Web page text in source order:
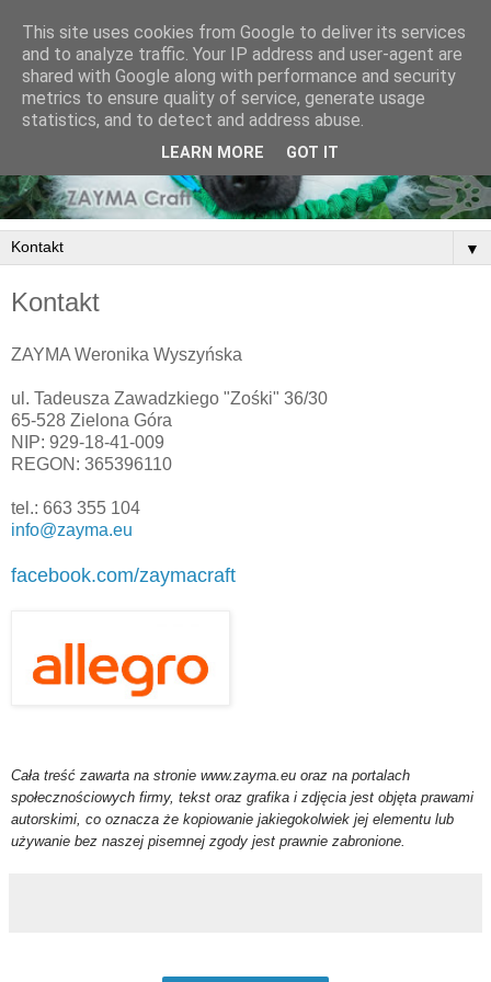
▼
Kontakt
ZAYMA Weronika Wyszyńska
ul. Tadeusza Zawadzkiego "Zośki" 36/30
65-528 Zielona Góra
NIP: 929-18-41-009
REGON: 365396110
tel.: 663 355 104
info@zayma.eu
facebook.com/zaymacraft
Cała treść zawarta na stronie www.zayma.eu oraz na portalach
społecznościowych firmy, tekst oraz grafika i zdjęcia jest objęta prawami
autorskimi, co oznacza że kopiowanie jakiegokolwiek jej elementu lub
używanie bez naszej pisemnej zgody jest prawnie zabronione.
This site uses cookies from Google to deliver its services
and to analyze traffic. Your IP address and user-agent are
shared with Google along with performance and security
metrics to ensure quality of service, generate usage
statistics, and to detect and address abuse.
LEARN MORE GOT IT